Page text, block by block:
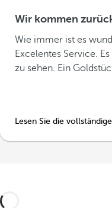
Wir kommen
Wie immer ist es
Excelentes Service.
zu sehen. Ein
Lesen Sie die